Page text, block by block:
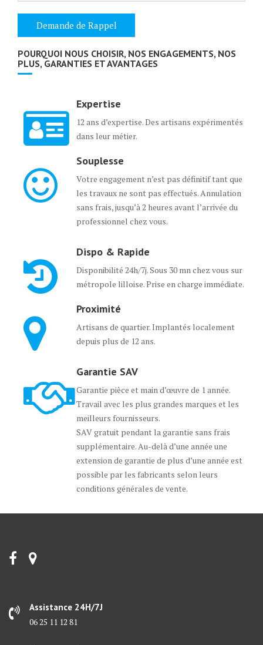
POURQUOI NOUS CHOISIR, NOS ENGAGEMENTS, NOS
PLUS, GARANTIES ET AVANTAGES
Expertise
12 ans d’expertise. Des artisans expérimentés
dans leur métier.
Souplesse
Votre engagement n’est pas définitif tant que
les travaux ne sont pas effectués. Annulation
sans frais, jusqu’à 2 heures avant l’arrivée du
professionnel chez vous.
Dispo & Rapide
Disponibilité 24h/7j. Sous 30 mn chez vous sur
métropole lilloise. Prise en charge immédiate.
Proximité
Artisans de quartier. Implantés localement
depuis plus de 12 ans.
Garantie SAV
Garantie pièce et main d’œuvre de 1 année.
Travail avec les plus grandes marques et les
meilleurs fournisseurs.
SAV gratuit pendant la garantie sans frais
supplémentaire. Au-delà d’une année une
extension de garantie de plus d’une année est
possible par les fabricants selon leurs
conditions générales de vente.
Assistance 24H/7J
06 25 11 12 81